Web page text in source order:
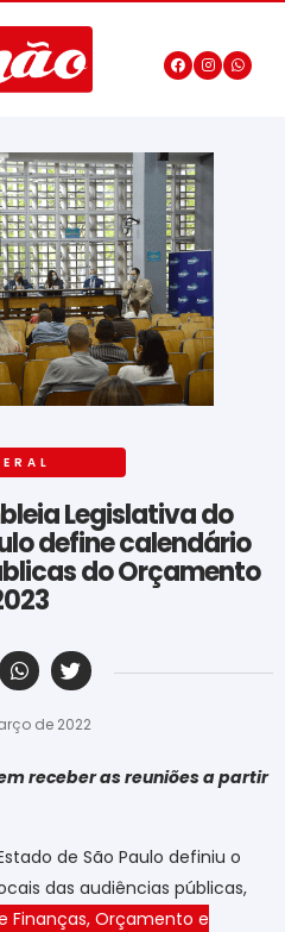
Legislativa do
define calendário
do Orçamento
de 2022
receber as reuniões a partir
de São Paulo definiu o
das audiências públicas,
Finanças, Orçamento e